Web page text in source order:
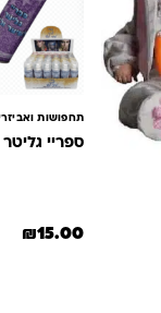
תחפושות
ספריי
₪15.00